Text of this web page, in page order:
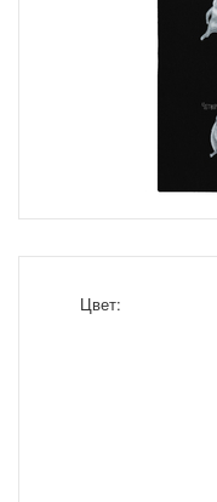
Цвет: